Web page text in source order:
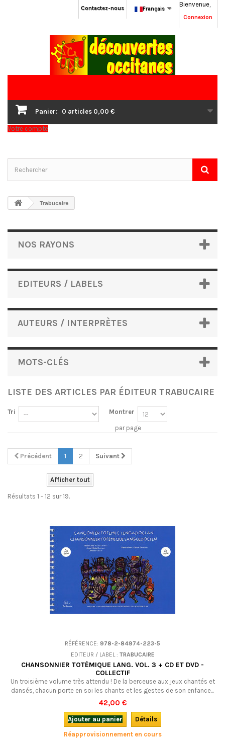
Bienvenue,
Connexion
Français
Contactez-nous
Panier: 0 articles 0,00 €
Votre compte
Trabucaire
NOS RAYONS
EDITEURS / LABELS
AUTEURS / INTERPRÈTES
MOTS-CLÉS
LISTE DES ARTICLES PAR ÉDITEUR TRABUCAIRE
Tri Montrer
par page
Précédent 1 2 Suivant
Afficher tout
Résultats 1 - 12 sur 19.
RÉFÉRENCE: 978-2-84974-223-5
EDITEUR / LABEL : TRABUCAIRE
CHANSONNIER TOTÉMIQUE LANG. VOL. 3 + CD ET DVD -
COLLECTIF
Un troisième volume très attendu ! De la berceuse aux jeux chantés et
dansés, chacun porte en soi les chants et les gestes de son enfance...
Comment transmettre tout cela, qui est à la fois un savoir faire, mais
aussi un savoir être ? Un bel outil pédagogique pour tous ceux qui sont
en contact avec des enfants ou des ados.Bilingue, avec un CD et un
DVD.
42,00 €
Ajouter au panier
Détails
Réapprovisionnement en cours